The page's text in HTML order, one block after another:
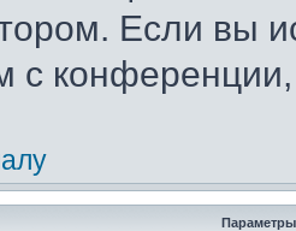
Если вы
с
Параметры